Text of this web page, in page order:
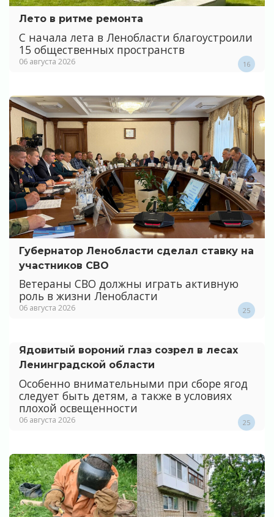
Лето в ритме ремонта
С начала лета в Ленобласти благоустроили
15 общественных пространств
06 августа 2026 16
Губернатор Ленобласти сделал ставку на
участников СВО
Ветераны СВО должны играть активную
роль в жизни Ленобласти
06 августа 2026 25
Ядовитый вороний глаз созрел в лесах
Ленинградской области
Особенно внимательными при сборе ягод
следует быть детям, а также в условиях
плохой освещенности
06 августа 2026 25